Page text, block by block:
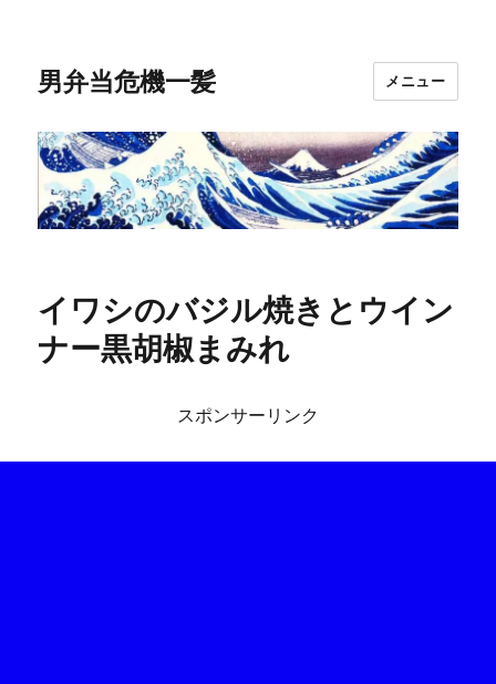
男弁当危機一髪 メニュー
イワシのバジル焼きとウイン
ナー黒胡椒まみれ
スポンサーリンク